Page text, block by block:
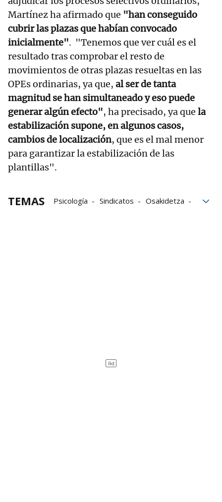
Martínez ha afirmado que "han conseguido
cubrir las plazas que habían convocado
inicialmente". "Tenemos que ver cuál es el
resultado tras comprobar el resto de
movimientos de otras plazas resueltas en las
OPEs ordinarias, ya que, al ser de tanta
magnitud se han simultaneado y eso puede
generar algún efecto", ha precisado, ya que la
estabilización supone, en algunos casos,
cambios de localización, que es el mal menor
para garantizar la estabilización de las
plantillas".
TEMAS Psicología Sindicatos
Osakidetza